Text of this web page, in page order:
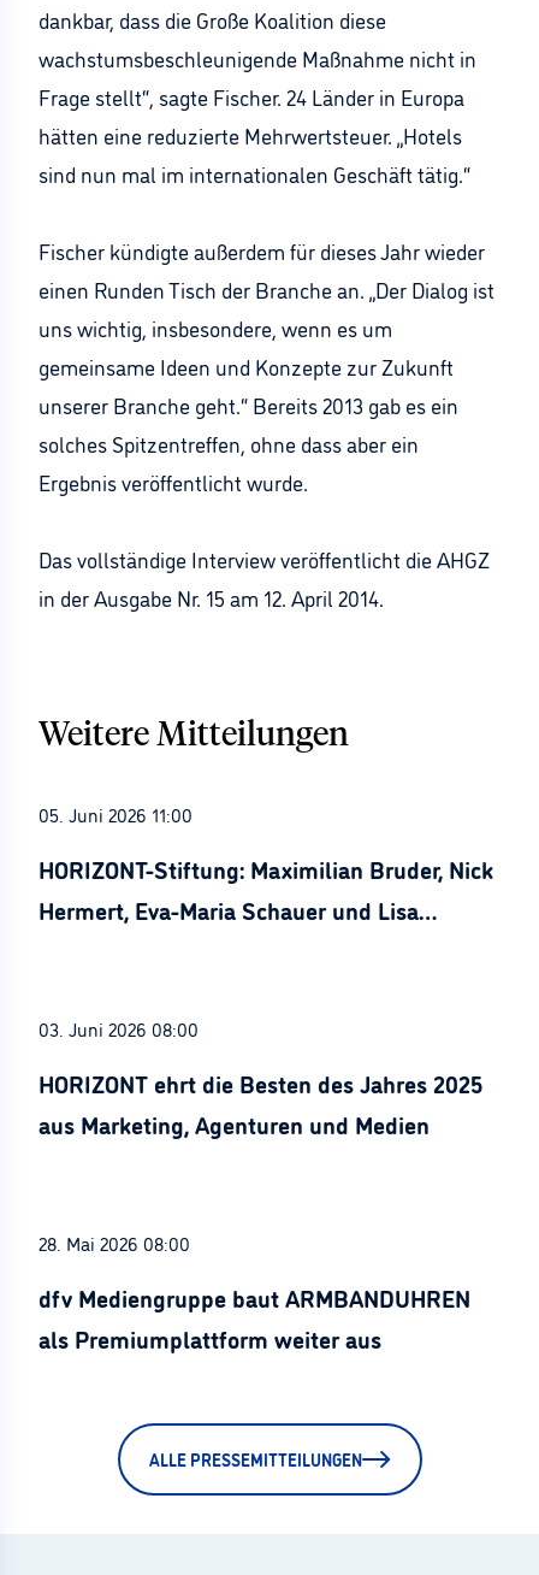
dankbar, dass die Große Koalition diese
wachstumsbeschleunigende Maßnahme nicht in
Frage stellt“, sagte Fischer. 24 Länder in Europa
hätten eine reduzierte Mehrwertsteuer. „Hotels
sind nun mal im internationalen Geschäft tätig.“
Fischer kündigte außerdem für dieses Jahr wieder
einen Runden Tisch der Branche an. „Der Dialog ist
uns wichtig, insbesondere, wenn es um
gemeinsame Ideen und Konzepte zur Zukunft
unserer Branche geht.“ Bereits 2013 gab es ein
solches Spitzentreffen, ohne dass aber ein
Ergebnis veröffentlicht wurde.
Das vollständige Interview veröffentlicht die AHGZ
in der Ausgabe Nr. 15 am 12. April 2014.
Weitere Mitteilungen
05. Juni 2026 11:00
HORIZONT-Stiftung: Maximilian Bruder, Nick
Hermert, Eva-Maria Schauer und Lisa
03. Juni 2026 08:00
HORIZONT ehrt die Besten des Jahres 2025
aus Marketing, Agenturen und Medien
28. Mai 2026 08:00
dfv Mediengruppe baut ARMBANDUHREN
als Premiumplattform weiter aus
ALLE PRESSEMITTEILUNGEN